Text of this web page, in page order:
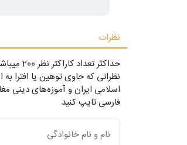
نظرات
حداکثر تعداد کاراکتر نظر 200 ميياشد
نظراتی که حاوی توهین یا افترا
اسلامی ایران و آموزه‌های دینی
فارسی تایپ کنید